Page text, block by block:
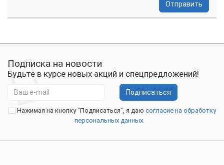
Отправить
Подписка на новости
Будьте в курсе новых акций и спецпредложений!
Подписаться
Нажимая на кнопку "Подписаться", я даю согласие на обработку
персональных данных.